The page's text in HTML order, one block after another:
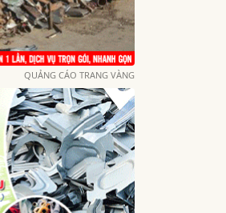
QUẢNG CÁO TRANG VÀNG